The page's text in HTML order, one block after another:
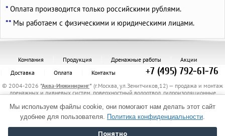
* Оплата производится только российскими рублями.
** Мы работаем с физическими и юридическими лицами.
Компания Продукция Дренажные работы
Акции
Доставка
Оплата Контакты +7 (495) 792-61-76
© 2004-2026 "Аква-Инжиниринг" (г.Москва, ул.Зенитчиков,12) — продажа и монтаж
дренажных и ливневых систем, поверхностный водоотвод, гидроизоляционные
для укрепления грунта, электрообогрев трубопроводов.
Политика обработки персональных данных
Мы используем файлы cookie, они помогают нам делать этот сайт
удобнее для пользователя. Политика конфиденциальности.
Понятно